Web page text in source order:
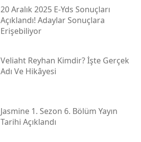
20 Aralık 2025 E-Yds Sonuçları
Açıklandı! Adaylar Sonuçlara
Erişebiliyor
Veliaht Reyhan Kimdir? İşte Gerçek
Adı Ve Hikâyesi
Jasmine 1. Sezon 6. Bölüm Yayın
Tarihi Açıklandı